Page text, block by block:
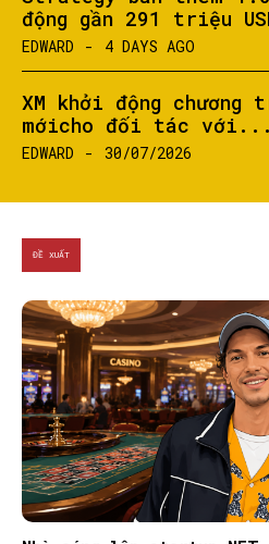
động gần 291 triệu
EDWARD - 4 DAYS AGO
XM khởi động
mớicho đối tác với...
EDWARD - 30/07/2026
ĐỀ XUẤT